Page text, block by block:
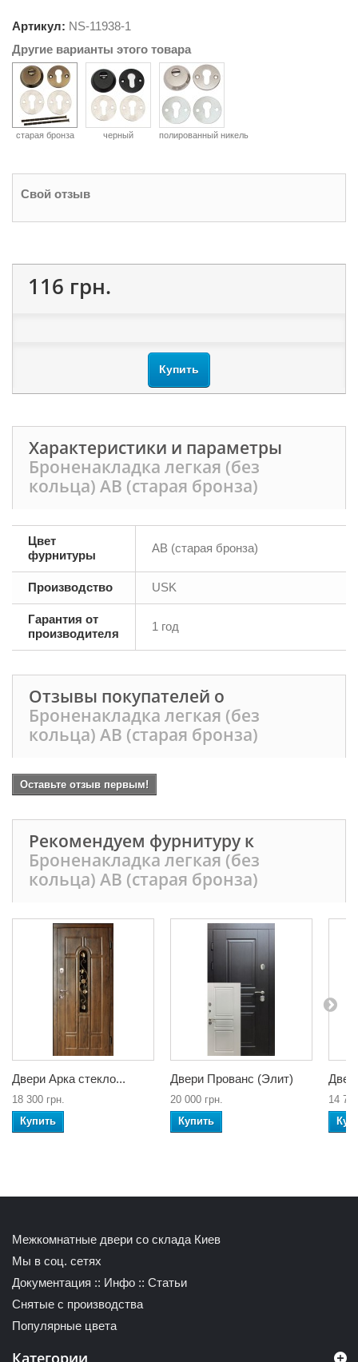
Артикул: NS-11938-1
Другие варианты этого товара
старая бронза черный полированный никель
Свой отзыв
116 грн.
Купить
Характеристики и параметры
Броненакладка легкая (без
кольца) AB (старая бронза)
Цвет
фурнитуры
AB (старая бронза)
Производство USK
Гарантия от
производителя
1 год
Отзывы покупателей о
Броненакладка легкая (без
кольца) AB (старая бронза)
Оставьте отзыв первым!
Рекомендуем фурнитуру к
Броненакладка легкая (без
кольца) AB (старая бронза)
Двери Арка стекло...
18 300 грн.
Купить
Двери Прованс (Элит)
20 000 грн.
Купить
14
Межкомнатные двери со склада Киев
Мы в соц. сетях
Документация :: Инфо :: Статьи
Снятые с производства
Популярные цвета
Категории